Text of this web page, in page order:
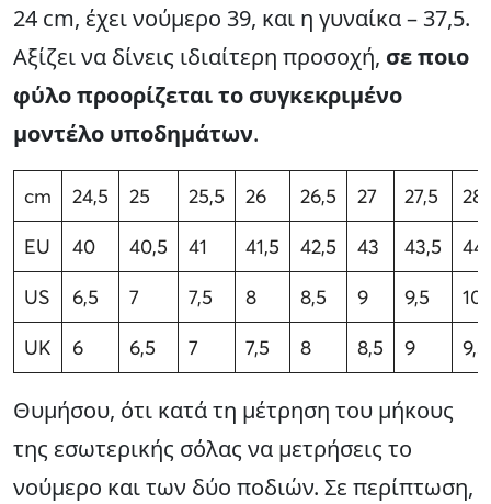
24 cm, έχει νούμερο 39, και η γυναίκα – 37,5.
Αξίζει να δίνεις ιδιαίτερη προσοχή, σε ποιο
φύλο προορίζεται το συγκεκριμένο
μοντέλο υποδημάτων.
cm 24,5 25 25,5 26 26,5 27 27,5
28
EU
40 40,5 41 41,5 42,5 43 43,5
44
US
6,5 7 7,5 8 8,5 9 9,5
10
UK
6 6,5 7 7,5 8 8,5 9 9,5
Θυμήσου, ότι κατά τη μέτρηση του μήκους
της εσωτερικής σόλας να μετρήσεις το
νούμερο και των δύο ποδιών. Σε περίπτωση,